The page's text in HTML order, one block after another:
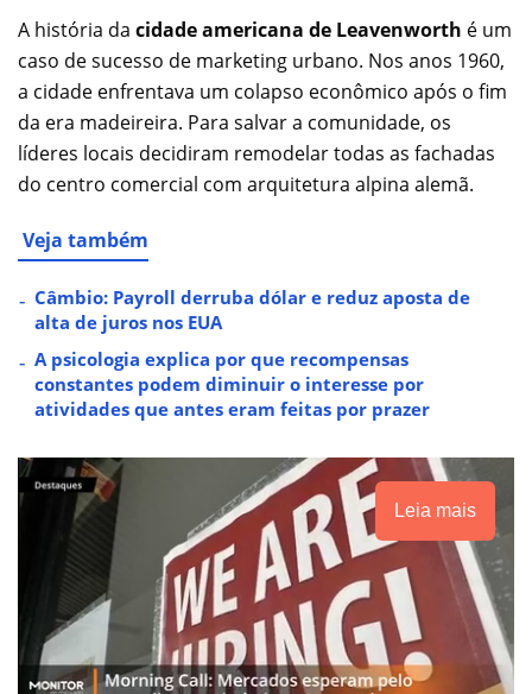
A história da cidade americana de Leavenworth é um
caso de sucesso de marketing urbano. Nos anos 1960,
a cidade enfrentava um colapso econômico após o fim
da era madeireira. Para salvar a comunidade, os
líderes locais decidiram remodelar todas as fachadas
do centro comercial com arquitetura alpina alemã.
Veja também
Câmbio: Payroll derruba dólar e reduz aposta de
alta de juros nos EUA
A psicologia explica por que recompensas
constantes podem diminuir o interesse por
atividades que antes eram feitas por prazer
Leia mais